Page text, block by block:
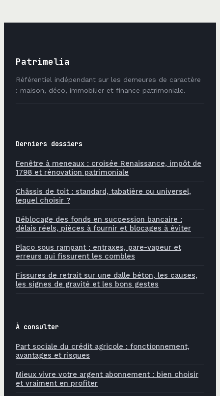
Patrimelia
Référentiel indépendant sur les demeures de caractère
: maison, déco, immobilier et finance patrimoniale.
Derniers dossiers
Fenêtre à meneaux : croisée Renaissance, impôt de
1798 et rénovation patrimoniale
Châssis de toit : standard, tabatière ou universel,
lequel choisir ?
Déblocage des fonds en succession bancaire :
délais réels, pièces à fournir et blocages à éviter
Placo sous rampant : entraxes, pare-vapeur et
erreurs qui fissurent les combles
Fissures de retrait sur une dalle béton, les causes,
les signes de gravité et les bons gestes
À consulter
Part sociale du crédit agricole : fonctionnement,
avantages et risques
Mieux vivre votre argent abonnement : bien choisir
et vraiment en profiter